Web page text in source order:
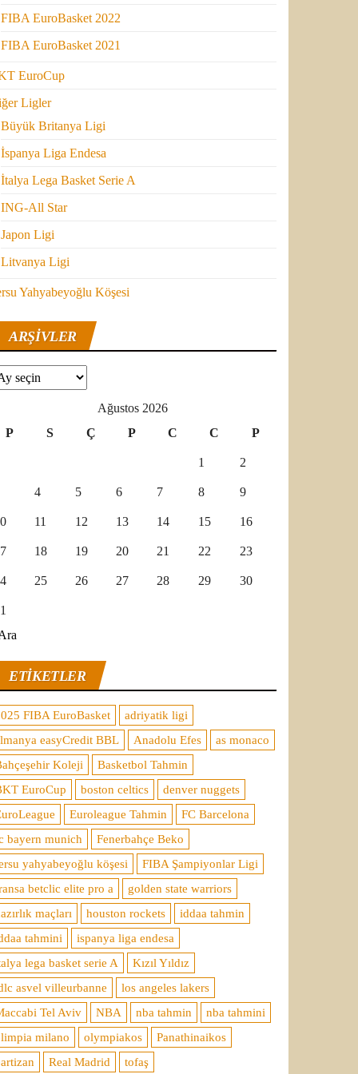
FIBA EuroBasket 2022
FIBA EuroBasket 2021
EuroCup
Ligler
Büyük Britanya Ligi
İspanya Liga Endesa
İtalya Lega Basket Serie A
ING-All Star
Japon Ligi
Litvanya Ligi
Yahyabeyoğlu Köşesi
ARŞIVLER
Ağustos 2026
P
S Ç P C C P
1 2
4 5 6 7 8 9
11 12 13 14 15 16
18 19 20 21 22 23
25 26 27 28 29 30
ETIKETLER
FIBA EuroBasket
adriyatik ligi
easyCredit BBL
Anadolu Efes
as monaco
Koleji
Basketbol Tahmin
EuroCup
boston celtics
denver nuggets
Euroleague Tahmin
FC Barcelona
bayern munich
Fenerbahçe Beko
yahyabeyoğlu köşesi
FIBA Şampiyonlar Ligi
betclic elite pro a
golden state warriors
maçları
houston rockets
iddaa tahmin
tahmini
ispanya liga endesa
lega basket serie A
Kızıl Yıldız
asvel villeurbanne
los angeles lakers
Tel Aviv
NBA nba tahmin
nba tahmini
milano
olympiakos
Panathinaikos
Real Madrid tofaş